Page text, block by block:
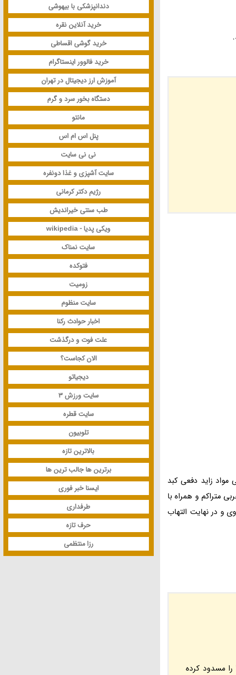
زاید دفعی کبد
متراکم و همراه با
و در نهایت التهاب
مسدود کرده
دندانپزشکی با بیهوشی
خرید آنلاین نقره
خرید گوشی اقساطی
خرید فالوور اینستاگرام
آموزش ارز دیجیتال در تهران
دستگاه بخور سرد و گرم
مانتو
پنل اس ام اس
نی نی سایت
سایت آشپزی و غذا دونفره
رژیم دکتر کرمانی
طب سنتی خیراندیش
ویکی پدیا - wikipedia
سایت نمناک
فتوکده
زومیت
سایت منظوم
اخبار حوادث رکنا
علت فوت و درگذشت
الان کجاست؟
دیجیاتو
سایت ورزش 3
سایت قطره
تلوبیون
بالاترین تازه
برترین ها جالب ترین ها
ایسنا خبر فوری
طرفداری
حرف تازه
رزا منتظمی